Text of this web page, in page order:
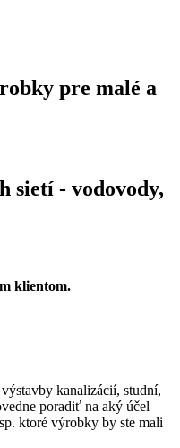
pre malé a
sietí - vodovody,
klientom.
kanalizácií, studní,
poradiť na aký účel
ktoré výrobky by ste mali